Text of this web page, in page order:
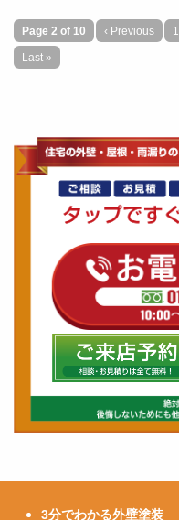
Page 2 of 10 ‹ Previous 1
Last »
3分でわかる外壁塗装